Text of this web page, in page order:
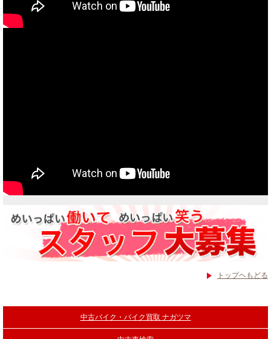
トップヘもどる
中古バイク・バイク買取 ナガツマ